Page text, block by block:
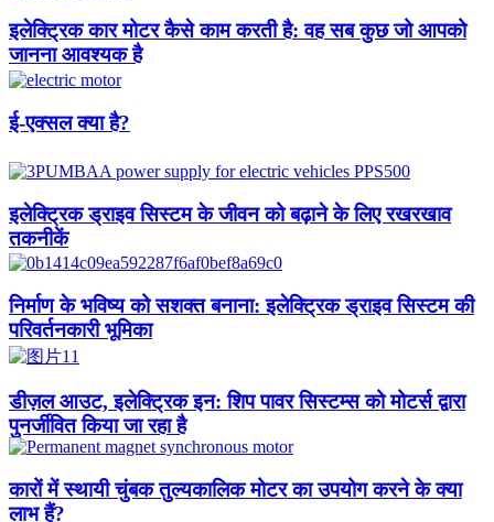
इलेक्ट्रिक कार मोटर कैसे काम करती है: वह सब कुछ जो आपको
जानना आवश्यक है
ई-एक्सल क्या है?
इलेक्ट्रिक ड्राइव सिस्टम के जीवन को बढ़ाने के लिए रखरखाव
तकनीकें
निर्माण के भविष्य को सशक्त बनाना: इलेक्ट्रिक ड्राइव सिस्टम की
परिवर्तनकारी भूमिका
डीज़ल आउट, इलेक्ट्रिक इन: शिप पावर सिस्टम्स को मोटर्स द्वारा
पुनर्जीवित किया जा रहा है
कारों में स्थायी चुंबक तुल्यकालिक मोटर का उपयोग करने के क्या
लाभ हैं?